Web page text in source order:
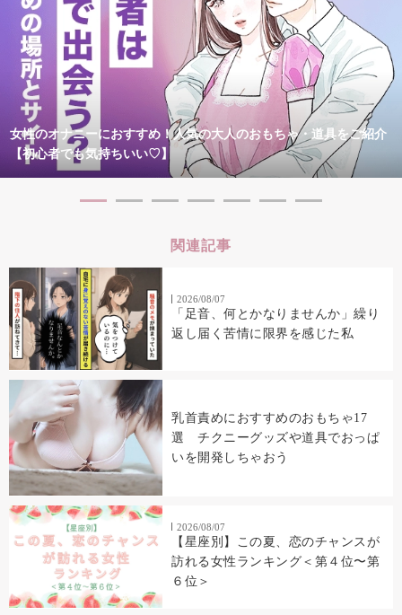
女性のオナニーにおすすめ！人気の大人のおもちゃ・道具をご紹介
【初心者でも気持ちいい♡】
関連記事
2026/08/07
「足音、何とかなりませんか」繰り
返し届く苦情に限界を感じた私
乳首責めにおすすめのおもちゃ17
選 チクニーグッズや道具でおっぱ
いを開発しちゃおう
2026/08/07
【星座別】この夏、恋のチャンスが
訪れる女性ランキング＜第４位〜第
６位＞